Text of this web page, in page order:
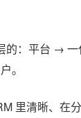
的：平台 →
。
里清晰、在